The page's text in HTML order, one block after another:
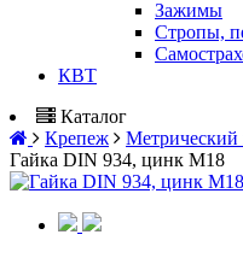
Зажимы
Стропы,
КВТ
Каталог
Крепеж
Метрический
Гайка DIN 934, цинк М18